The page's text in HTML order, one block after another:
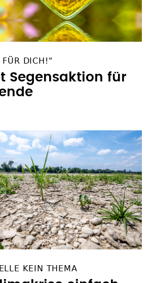
Segensaktion für
einfach